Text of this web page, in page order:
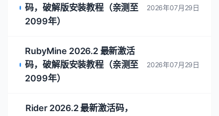
码，破解版安装教程（亲测至
2099年）
2026年07月29日
RubyMine 2026.2 最新激活
码，破解版安装教程（亲测至
2099年）
2026年07月29日
Rider 2026.2 最新激活码，